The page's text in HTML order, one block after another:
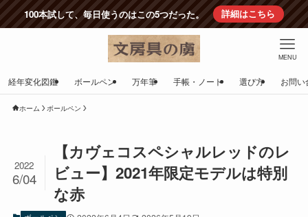
100本試して、毎日使うのはこの5つだった。 詳細はこちら
MENU
経年変化図鑑 ボールペン 万年筆 手帳・ノート 選び方 お問い
ホーム ボールペン
【カヴェコスペシャルレッドのレ
ビュー】2021年限定モデルは特別
な赤
2022
6/04